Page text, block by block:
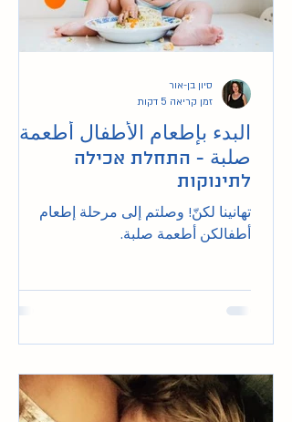
البدء بإطعام الأطفال أطعمة
صلبة - התחלת אכילה
לתינוקות
تهانينا لكنّ! وصلتم إلى مرحلة إطعام
أطفالكن أطعمة صلبة.
סיון בן-אור
זמן קריאה 5 דקות